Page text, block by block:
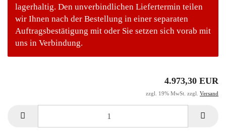
lagerhaltig. Den unverbindlichen Liefertermin teilen
wir Ihnen nach der Bestellung in einer separaten
Auftragsbestätigung mit oder Sie setzen sich vorab mit
uns in Verbindung.
4.973,30 EUR
zzgl. 19% MwSt. zzgl. Versand